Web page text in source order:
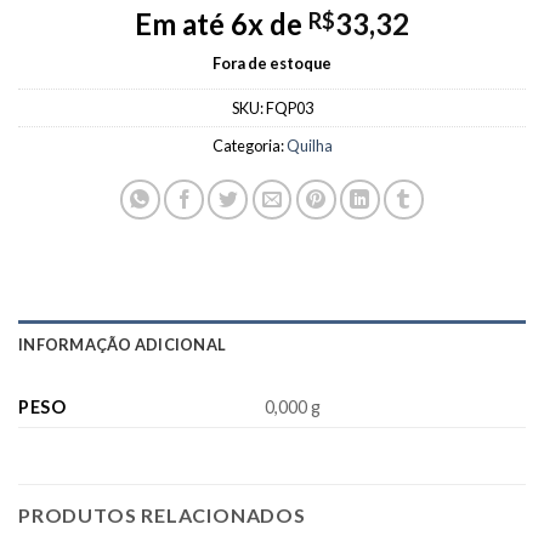
Em até 6x de R$33,32
Fora de estoque
SKU:FQP03
Categoria:Quilha
INFORMAÇÃO ADICIONAL
PESO 0,000 g
PRODUTOS RELACIONADOS